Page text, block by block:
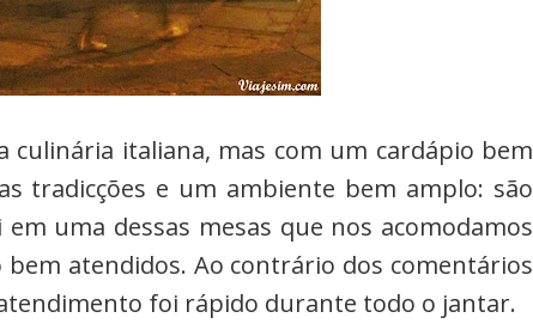
culinária italiana, mas com um cardápio bem
tradicções e um ambiente bem amplo: são
uma dessas mesas que nos acomodamos
atendidos. Ao contrário dos comentários
foi rápido durante todo o jantar.